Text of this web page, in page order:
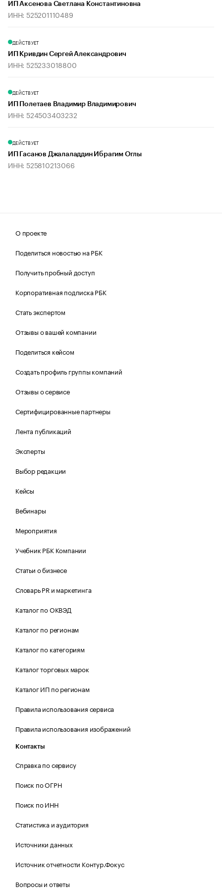
ИП Аксенова Светлана Константиновна
ИНН: 525201110489
ДЕЙСТВУЕТ
ИП Кривдин Сергей Александрович
ИНН: 525233018800
ДЕЙСТВУЕТ
ИП Полетаев Владимир Владимирович
ИНН: 524503403232
ДЕЙСТВУЕТ
ИП Гасанов Джалаладдин Ибрагим Оглы
ИНН: 525810213066
О проекте
Поделиться новостью на РБК
Получить пробный доступ
Корпоративная подписка РБК
Стать экспертом
Отзывы о вашей компании
Поделиться кейсом
Создать профиль группы компаний
Отзывы о сервисе
Сертифицированные партнеры
Лента публикаций
Эксперты
Выбор редакции
Кейсы
Вебинары
Мероприятия
Учебник РБК Компании
Статьи о бизнесе
Словарь PR и маркетинга
Каталог по ОКВЭД
Каталог по регионам
Каталог по категориям
Каталог торговых марок
Каталог ИП по регионам
Правила использования сервиса
Правила использования изображений
Контакты
Справка по сервису
Поиск по ОГРН
Поиск по ИНН
Статистика и аудитория
Источники данных
Источник отчетности Контур.Фокус
Вопросы и ответы